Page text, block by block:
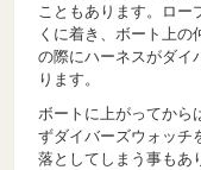
こともあります。ロー
くに着き、ボート上の
の際にハーネスがダイ
ります。
ボートに上がってから
ずダイバーズウォッチ
落としてしまう事もあ